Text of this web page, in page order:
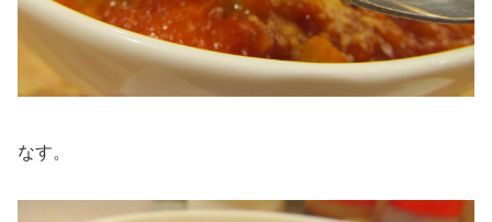
なす。